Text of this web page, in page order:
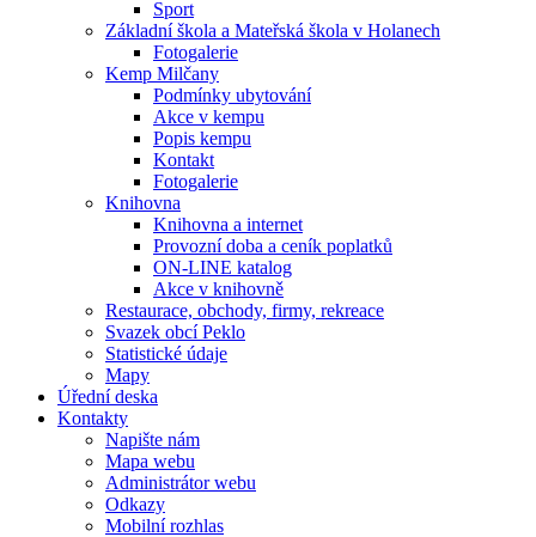
Sport
Základní škola a Mateřská škola v Holanech
Fotogalerie
Kemp Milčany
Podmínky ubytování
Akce v kempu
Popis kempu
Kontakt
Fotogalerie
Knihovna
Knihovna a internet
Provozní doba a ceník poplatků
ON-LINE katalog
Akce v knihovně
Restaurace, obchody, firmy, rekreace
Svazek obcí Peklo
Statistické údaje
Mapy
Úřední deska
Kontakty
Napište nám
Mapa webu
Administrátor webu
Odkazy
Mobilní rozhlas